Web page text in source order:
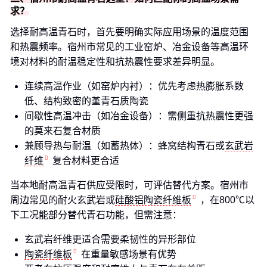
求？
选择耐高温青石时，首先要明确实际应用场景的温度范围
和热震频率。宿州市常见的工业窑炉、冶金设备等高温环
境对材料的耐温稳定性和抗热震性要求差异明显。
连续高温作业（如窑炉内衬）：优先考虑热膨胀系数
低、结构致密的堇青石质陶瓷
间歇性高温冲击（如冶金设备）：需侧重抗热震性更强
的莫来石复合材质
兼顾导热与耐温（如蓄热体）：蜂窝结构青石或玄武岩
纤维
复合材料更合适
当本地耐高温青石供应受限时，可评估替代方案。宿州市
周边常见的耐火玄武岩或硅酸铝陶瓷纤维板
，在800℃以
下工况能部分替代青石功能，但需注意：
玄武岩纤维更适合需要柔韧性的异形部位
陶瓷纤维板
在重量敏感场景有优势